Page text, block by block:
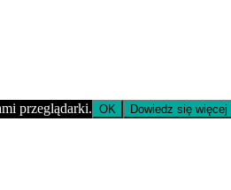
przeglądarki. OK Dowiedz się więcej